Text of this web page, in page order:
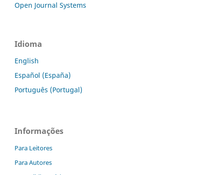
Open Journal Systems
Idioma
English
Español (España)
Português (Portugal)
Informações
Para Leitores
Para Autores